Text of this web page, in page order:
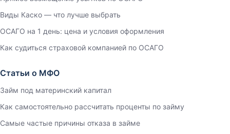
Виды Каско — что лучше выбрать
ОСАГО на 1 день: цена и условия оформления
Как судиться страховой компанией по ОСАГО
Статьи о МФО
Займ под материнский капитал
Как самостоятельно рассчитать проценты по займу
Самые частые причины отказа в займе